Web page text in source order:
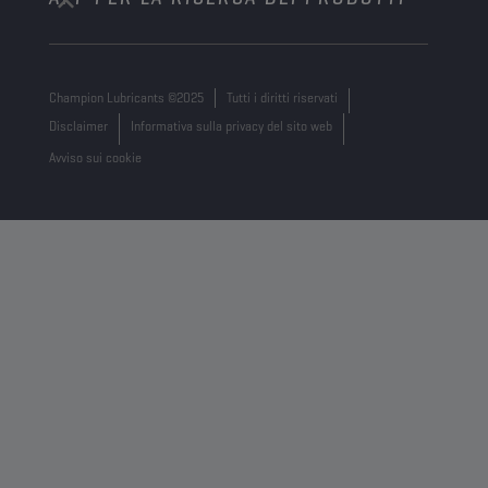
Georges Gilliotstraat, 52 2620 Hemiksem
Belgium
Champion Lubricants ©2025
Tutti i diritti riservati
Disclaimer
Informativa sulla privacy del sito web
Avviso sui cookie